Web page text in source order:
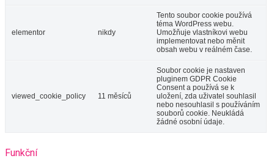
elementor nikdy
Tento soubor cookie používá
téma WordPress webu.
Umožňuje vlastníkovi webu
implementovat nebo měnit
obsah webu v reálném čase.
viewed_cookie_policy 11 měsíců
Soubor cookie je nastaven
pluginem GDPR Cookie
Consent a používá se k
uložení, zda uživatel souhlasil
nebo nesouhlasil s používáním
souborů cookie. Neukládá
žádné osobní údaje.
Funkční